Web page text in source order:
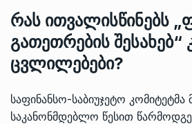
რას ითვალისწინებს
გათეთრების შესახებ“
ცვლილებები?
საფინანსო-საბიუჯეტო
საკანონმდებლო წესით